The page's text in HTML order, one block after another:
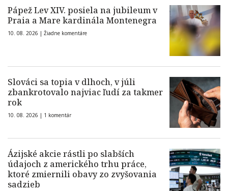
Pápež Lev XIV. posiela na jubileum v
Praia a Mare kardinála Montenegra
10. 08. 2026 | Žiadne komentáre
Slováci sa topia v dlhoch, v júli
zbankrotovalo najviac ľudí za takmer
rok
10. 08. 2026 | 1 komentár
Ázijské akcie rástli po slabších
údajoch z amerického trhu práce,
ktoré zmiernili obavy zo zvyšovania
sadzieb